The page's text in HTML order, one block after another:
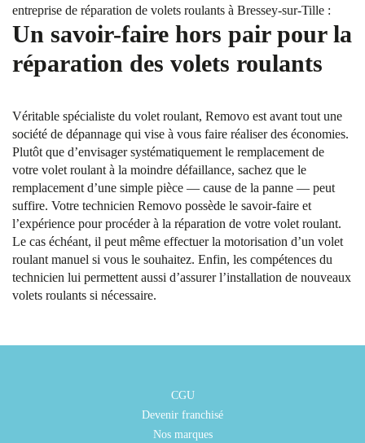
entreprise de réparation de volets roulants à Bressey-sur-Tille :
Un savoir-faire hors pair pour la
réparation des volets roulants
Véritable spécialiste du volet roulant, Removo est avant tout une
société de dépannage qui vise à vous faire réaliser des économies.
Plutôt que d’envisager systématiquement le remplacement de
votre volet roulant à la moindre défaillance, sachez que le
remplacement d’une simple pièce — cause de la panne — peut
suffire. Votre technicien Removo possède le savoir-faire et
l’expérience pour procéder à la réparation de votre volet roulant.
Le cas échéant, il peut même effectuer la motorisation d’un volet
roulant manuel si vous le souhaitez. Enfin, les compétences du
technicien lui permettent aussi d’assurer l’installation de nouveaux
volets roulants si nécessaire.
CGU
Devenir franchisé
Nos marques